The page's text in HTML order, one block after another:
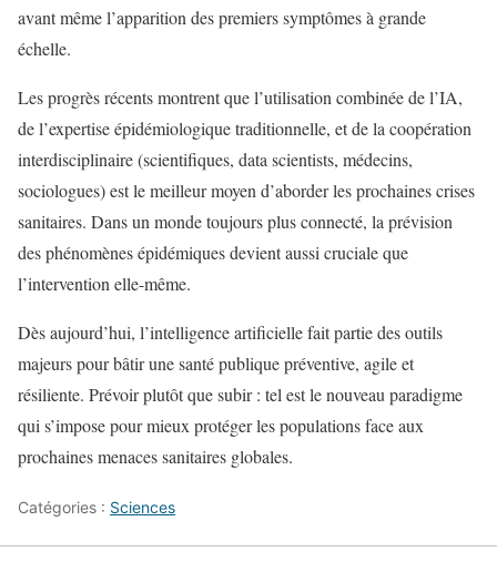
avant même l’apparition des premiers symptômes à grande
échelle.
Les progrès récents montrent que l’utilisation combinée de l’IA,
de l’expertise épidémiologique traditionnelle, et de la coopération
interdisciplinaire (scientifiques, data scientists, médecins,
sociologues) est le meilleur moyen d’aborder les prochaines crises
sanitaires. Dans un monde toujours plus connecté, la prévision
des phénomènes épidémiques devient aussi cruciale que
l’intervention elle-même.
Dès aujourd’hui, l’intelligence artificielle fait partie des outils
majeurs pour bâtir une santé publique préventive, agile et
résiliente. Prévoir plutôt que subir : tel est le nouveau paradigme
qui s’impose pour mieux protéger les populations face aux
prochaines menaces sanitaires globales.
Catégories : Sciences